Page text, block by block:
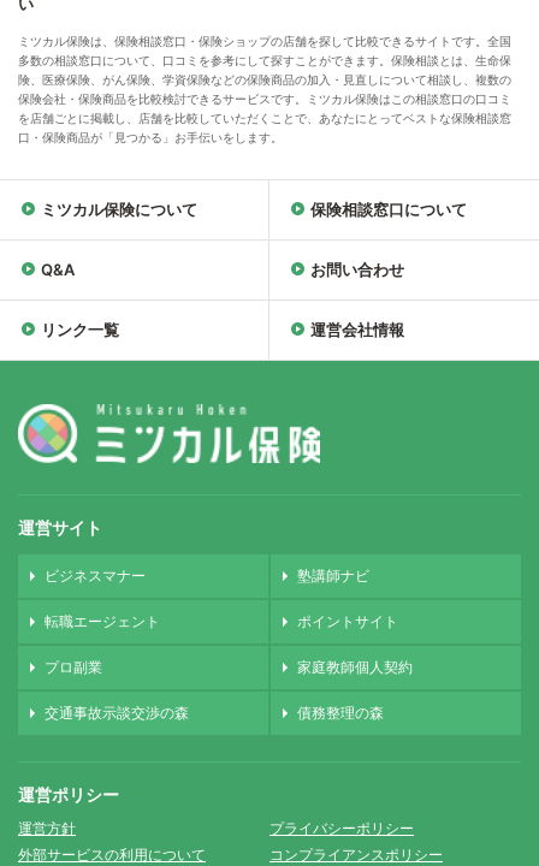
い
ミツカル保険は、保険相談窓口・保険ショップの店舗を探して比較できるサイトです。全国
多数の相談窓口について、口コミを参考にして探すことができます。保険相談とは、生命保
険、医療保険、がん保険、学資保険などの保険商品の加入・見直しについて相談し、複数の
保険会社・保険商品を比較検討できるサービスです。ミツカル保険はこの相談窓口の口コミ
を店舗ごとに掲載し、店舗を比較していただくことで、あなたにとってベストな保険相談窓
口・保険商品が「見つかる」お手伝いをします。
ミツカル保険について 保険相談窓口について
Q&A お問い合わせ
リンク一覧 運営会社情報
運営サイト
ビジネスマナー 塾講師ナビ
転職エージェント ポイントサイト
プロ副業 家庭教師個人契約
交通事故示談交渉の森 債務整理の森
運営ポリシー
運営方針
プライバシーポリシー
外部サービスの利用について
コンプライアンスポリシー